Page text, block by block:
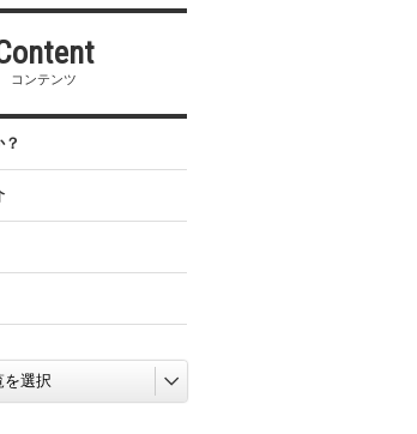
コンテンツ